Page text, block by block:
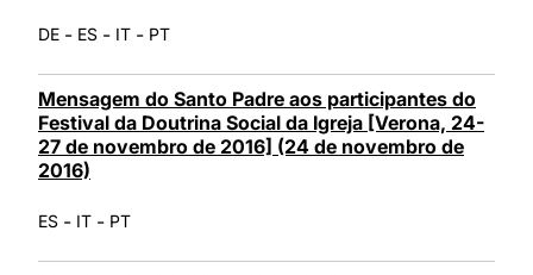
DE - ES - IT - PT
Mensagem do Santo Padre aos participantes do
Festival da Doutrina Social da Igreja [Verona, 24-
27 de novembro de 2016] (24 de novembro de
2016)
ES - IT - PT